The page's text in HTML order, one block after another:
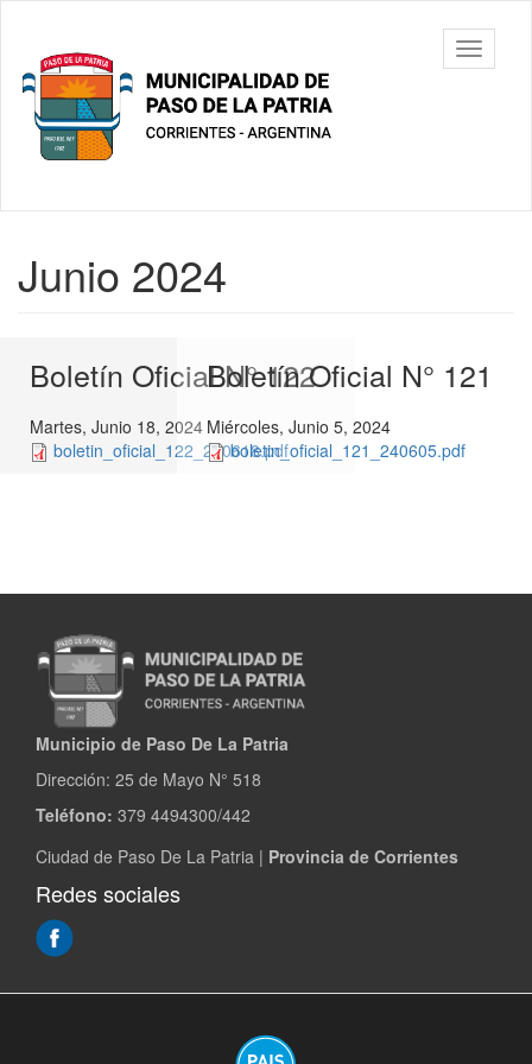
contenido
principal
Municipalidad
de Paso De
La Patria
barra
principal
Junio 2024
Boletín Oficial N° 122
boletin_oficial_122_240618.pdf
Martes, Junio 18, 2024
Boletín Oficial N° 121
boletin_oficial_121_240605.pdf
Miércoles, Junio 5, 2024
Municipio de Paso De La Patria
Dirección: 25 de Mayo N° 518
Teléfono: 379 4494300/442
Ciudad de Paso De La Patria | Provincia de Corrientes
Redes sociales